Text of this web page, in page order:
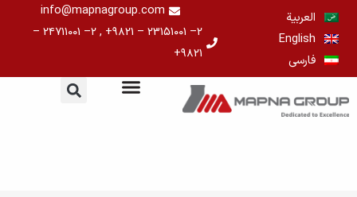
تخطي
المحتوى
العربية
English
فارسی
info@mapnagroup.com
۲– ۲۳۱۵۱۰۰۱ – ۹۸۲۱+ , ۲– ۲۴۷۱۱۰۰۱ –
۹۸۲۱+